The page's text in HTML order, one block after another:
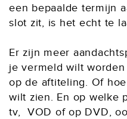
een bepaalde termijn
slot zit, is het echt te
Er zijn meer
je vermeld wilt
op de aftiteling. Of
wilt zien. En op welke
tv, VOD of op DVD,